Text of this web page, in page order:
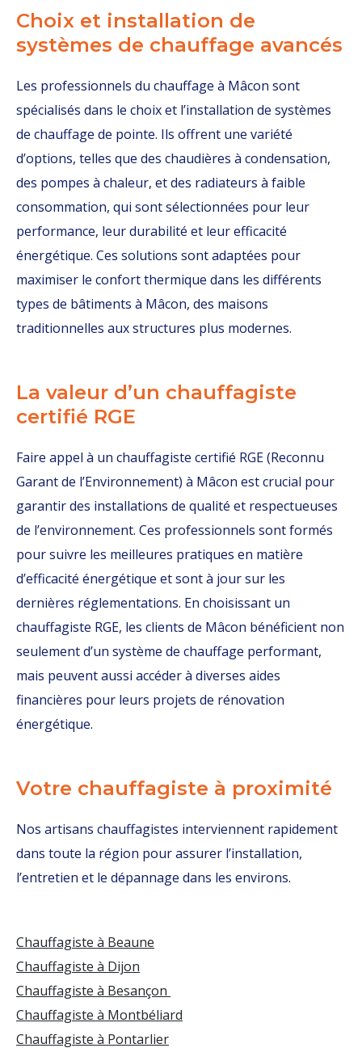
Choix et installation de
systèmes de chauffage avancés
Les professionnels du chauffage à Mâcon sont
spécialisés dans le choix et l’installation de systèmes
de chauffage de pointe. Ils offrent une variété
d’options, telles que des chaudières à condensation,
des pompes à chaleur, et des radiateurs à faible
consommation, qui sont sélectionnées pour leur
performance, leur durabilité et leur efficacité
énergétique. Ces solutions sont adaptées pour
maximiser le confort thermique dans les différents
types de bâtiments à Mâcon, des maisons
traditionnelles aux structures plus modernes.
La valeur d’un chauffagiste
certifié RGE
Faire appel à un chauffagiste certifié RGE (Reconnu
Garant de l’Environnement) à Mâcon est crucial pour
garantir des installations de qualité et respectueuses
de l’environnement. Ces professionnels sont formés
pour suivre les meilleures pratiques en matière
d’efficacité énergétique et sont à jour sur les
dernières réglementations. En choisissant un
chauffagiste RGE, les clients de Mâcon bénéficient non
seulement d’un système de chauffage performant,
mais peuvent aussi accéder à diverses aides
financières pour leurs projets de rénovation
énergétique.
Votre chauffagiste à proximité
Nos artisans chauffagistes interviennent rapidement
dans toute la région pour assurer l’installation,
l’entretien et le dépannage dans les environs.
Chauffagiste à Beaune
Chauffagiste à Dijon
Chauffagiste à Besançon
Chauffagiste à Montbéliard
Chauffagiste à Pontarlier